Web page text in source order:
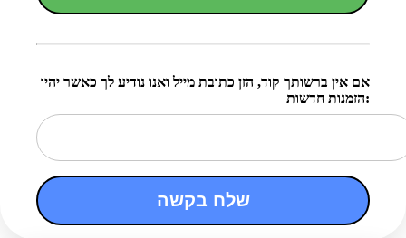
אם אין ברשותך קוד, הזן כתובת מייל ואנו נודיע לך כאשר יהיו
הזמנות חדשות:
שלח בקשה